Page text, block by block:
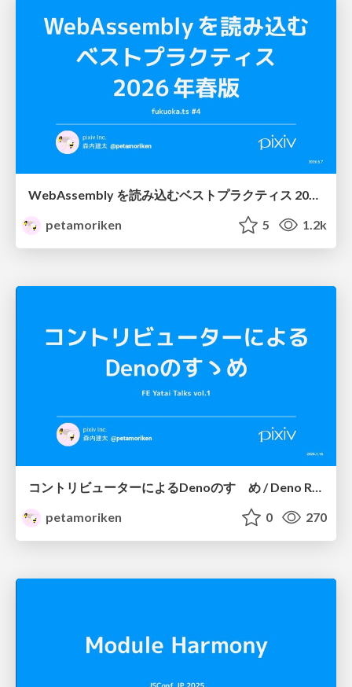
petamoriken
5 1.2k
コントリビューターによるDenoのすゝめ / Deno Recommendations by a Contributor
petamoriken
0 270